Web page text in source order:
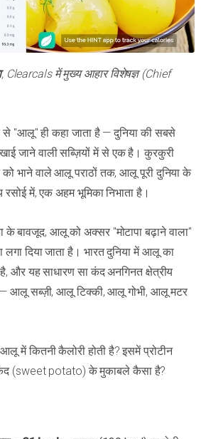
, Clearcals में मुख्य आहार विशेषज्ञ (Chief
"आलू" ही कहा जाता है — दुनिया की सबसे
जाने वाली सब्ज़ियों में से एक है। कुरकुरी
भाने वाले आलू पराठों तक, आलू पूरी दुनिया के
में, एक अहम भूमिका निभाता है।
के बावजूद, आलू को अक्सर "मोटापा बढ़ाने वाला"
लगा दिया जाता है। भारत दुनिया में आलू का
और यह साधारण सा कंद अनगिनत क्षेत्रीय
— आलू सब्ज़ी, आलू टिक्की, आलू गोभी, आलू मटर
कितनी कैलोरी होती है? इसमें प्रोटीन
(sweet potato) के मुकाबले कैसा है?